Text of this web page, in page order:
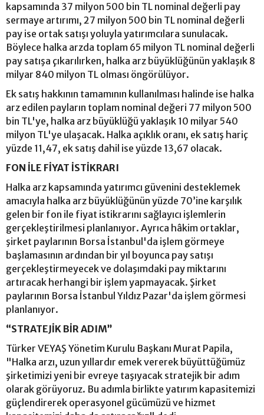
kapsamında 37 milyon 500 bin TL nominal değerli pay
sermaye artırımı, 27 milyon 500 bin TL nominal değerli
pay ise ortak satışı yoluyla yatırımcılara sunulacak.
Böylece halka arzda toplam 65 milyon TL nominal değerli
pay satışa çıkarılırken, halka arz büyüklüğünün yaklaşık 8
milyar 840 milyon TL olması öngörülüyor.
Ek satış hakkının tamamının kullanılması halinde ise halka
arz edilen payların toplam nominal değeri 77 milyon 500
bin TL'ye, halka arz büyüklüğü yaklaşık 10 milyar 540
milyon TL'ye ulaşacak. Halka açıklık oranı, ek satış hariç
yüzde 11,47, ek satış dahil ise yüzde 13,67 olacak.
FON İLE FİYAT İSTİKRARI
Halka arz kapsamında yatırımcı güvenini desteklemek
amacıyla halka arz büyüklüğünün yüzde 70’ine karşılık
gelen bir fon ile fiyat istikrarını sağlayıcı işlemlerin
gerçekleştirilmesi planlanıyor. Ayrıca hâkim ortaklar,
şirket paylarının Borsa İstanbul'da işlem görmeye
başlamasının ardından bir yıl boyunca pay satışı
gerçekleştirmeyecek ve dolaşımdaki pay miktarını
artıracak herhangi bir işlem yapmayacak. Şirket
paylarının Borsa İstanbul Yıldız Pazar'da işlem görmesi
planlanıyor.
“STRATEJİK BİR ADIM”
Türker VEYAŞ Yönetim Kurulu Başkanı Murat Papila,
"Halka arzı, uzun yıllardır emek vererek büyüttüğümüz
şirketimizi yeni bir evreye taşıyacak stratejik bir adım
olarak görüyoruz. Bu adımla birlikte yatırım kapasitemizi
güçlendirerek operasyonel gücümüzü ve hizmet